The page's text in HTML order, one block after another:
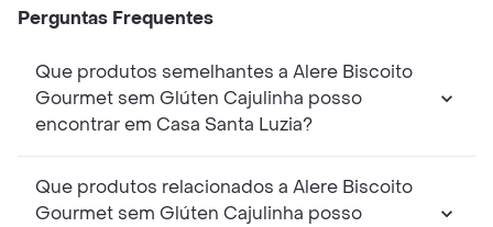
Perguntas Frequentes
Que produtos semelhantes a Alere Biscoito
Gourmet sem Glúten Cajulinha posso
encontrar em Casa Santa Luzia?
Que produtos relacionados a Alere Biscoito
Gourmet sem Glúten Cajulinha posso